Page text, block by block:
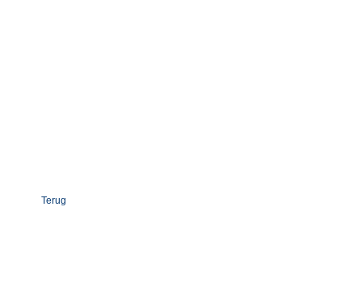
Terug